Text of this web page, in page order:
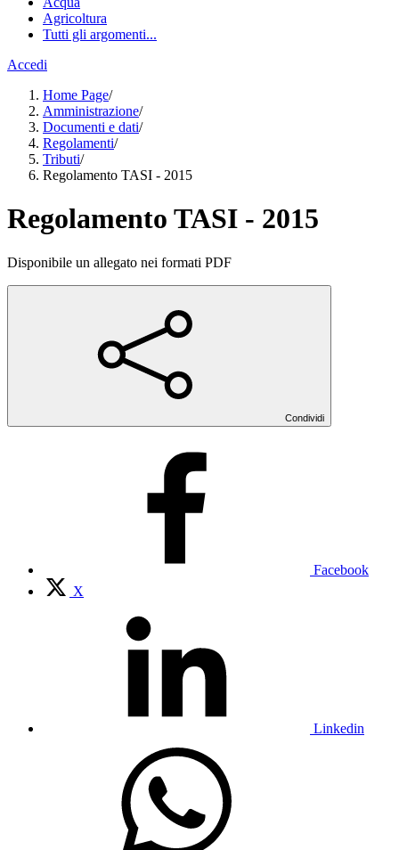
Agricoltura
Tutti gli argomenti...
Accedi
Home Page/
Amministrazione/
Documenti e dati/
Regolamenti/
Tributi/
Regolamento TASI - 2015
Regolamento TASI - 2015
Disponibile un allegato nei formati PDF
Condividi
Facebook
X
Linkedin